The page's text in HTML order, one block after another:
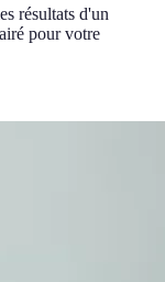
résultats d'un
pour votre